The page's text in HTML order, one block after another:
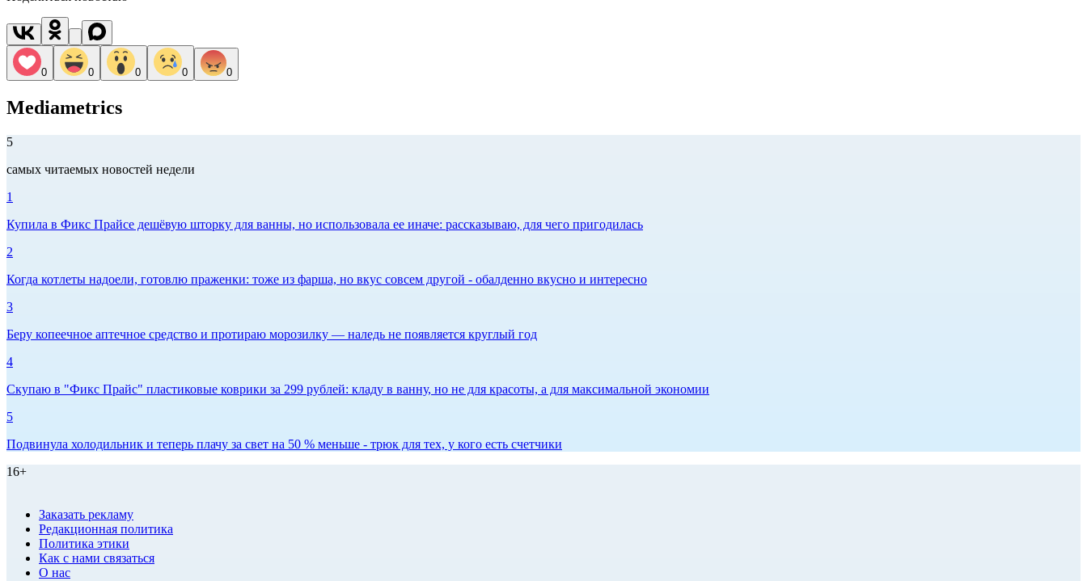
0 0 0 0 0
Mediametrics
5
самых читаемых новостей недели
1
Купила в Фикс Прайсе дешёвую шторку для ванны, но использовала ее иначе: рассказываю, для чего пригодилась
2
Когда котлеты надоели, готовлю праженки: тоже из фарша, но вкус совсем другой - обалденно вкусно и интересно
3
Беру копеечное аптечное средство и протираю морозилку — наледь не появляется круглый год
4
Скупаю в "Фикс Прайс" пластиковые коврики за 299 рублей: кладу в ванну, но не для красоты, а для максимальной экономии
5
Подвинула холодильник и теперь плачу за свет на 50 % меньше - трюк для тех, у кого есть счетчики
16+
Заказать рекламу
Редакционная политика
Политика этики
Как с нами связаться
О нас